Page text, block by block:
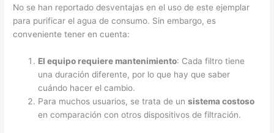
No se han reportado desventajas en el uso de este ejemplar
para purificar el agua de consumo. Sin embargo, es
conveniente tener en cuenta:
El equipo requiere mantenimiento: Cada filtro tiene
una duración diferente, por lo que hay que saber
cuándo hacer el cambio.
Para muchos usuarios, se trata de unsistema costoso
en comparación con otros dispositivos de filtración.